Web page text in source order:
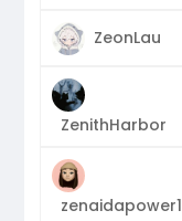
ZeonLau
ZenithHarbor